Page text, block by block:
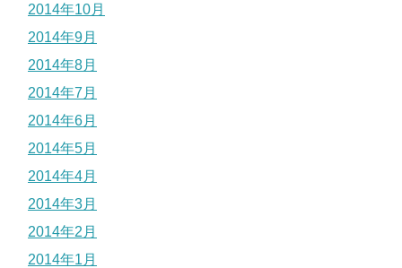
2014年10月
2014年9月
2014年8月
2014年7月
2014年6月
2014年5月
2014年4月
2014年3月
2014年2月
2014年1月